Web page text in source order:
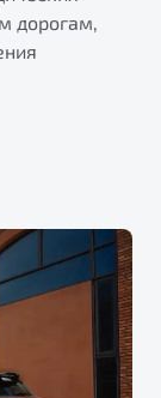
дорогам,